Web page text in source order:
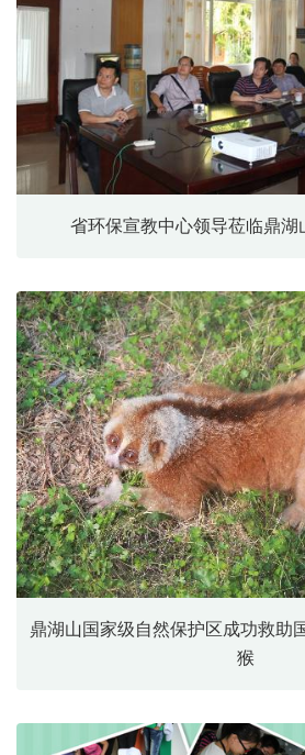
省环保宣教中心领导莅临鼎湖
鼎湖山国家级自然保护区成功救助
猴